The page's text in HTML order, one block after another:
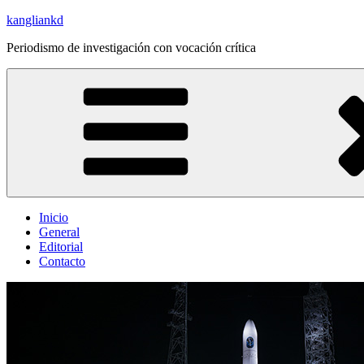
Saltar
contenido
kangliankd
Periodismo de investigación con vocación crítica
Inicio
General
Editorial
Contacto